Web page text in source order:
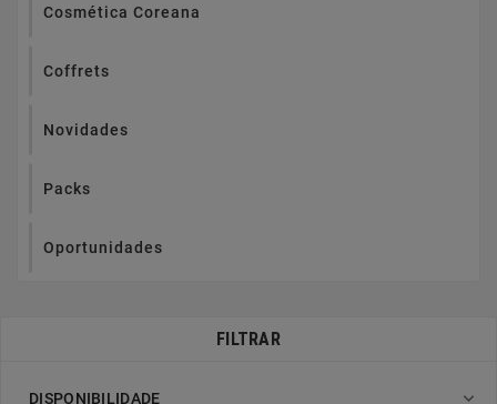
Cosmética Coreana
Coffrets
Novidades
Packs
Oportunidades
FILTRAR
DISPONIBILIDADE 